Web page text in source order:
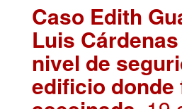
Caso Edith
Luis
nivel de
edificio donde